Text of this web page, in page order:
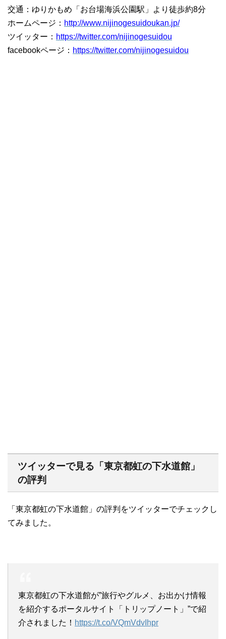
交通：ゆりかもめ「お台場海浜公園駅」より徒歩約8分
ホームページ： http://www.nijinogesuidoukan.jp/
ツイッター： https://twitter.com/nijinogesuidou
facebookページ： https://twitter.com/nijinogesuidou
ツイッターで見る「東京都虹の下水道館」
の評判
「東京都虹の下水道館」の評判をツイッターでチェックし
てみました。
東京都虹の下水道館が”旅行やグルメ、お出かけ情報
を紹介するポータルサイト「トリップノート」”で紹
介されました！ https://t.co/VQmVdvIhpr